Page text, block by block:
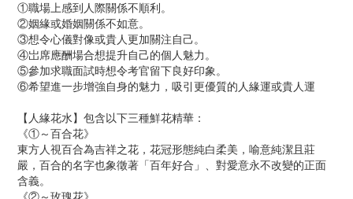
①職場上感到人際關係不順利。
②姻緣或婚姻關係不如意。
③想令心儀對像或貴人更加關注自己。
④岀席應酬場合想提升自己的個人魅力。
⑤參加求職面試時想令考官留下良好印象。
⑥希望進一步增強自身的魅力，吸引更優質的人緣運或貴人運
【人緣花水】包含以下三種鮮花精華：
《①～百合花》
東方人視百合為吉祥之花，花冠形態純白柔美，喻意純潔且莊
嚴，百合的名字也象徵著「百年好合」、對愛意永不改變的正面
含義。